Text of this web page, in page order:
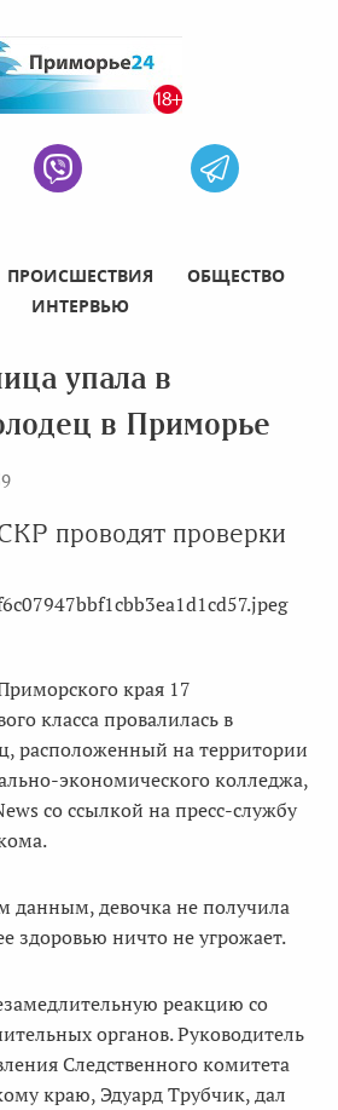
ПРОИСШЕСТВИЯ
ОБЩЕСТВО
ИНТЕРВЬЮ
упала в
в Приморье
проводят проверки
края 17
класса провалилась в
расположенный на территории
экономического колледжа,
со ссылкой на пресс-службу
данным, девочка не получила
здоровью ничто не угрожает.
реакцию со
органов. Руководитель
Следственного комитета
краю, Эдуард Трубчик, дал